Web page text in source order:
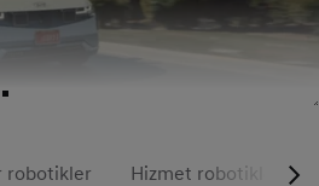
robotikler Hizmet robotikleri